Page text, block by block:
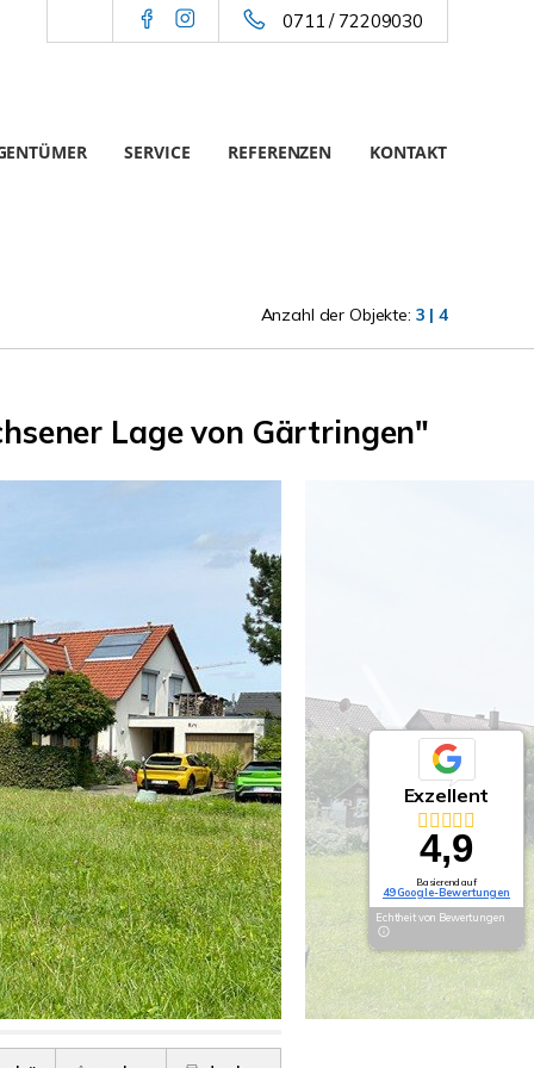
0711 / 72209030
SERVICE REFERENZEN KONTAKT
Anzahl der Objekte: 3 | 4
Lage von Gärtringen"
Exzellent
4,9
Basierend auf
49 Google-Bewertungen
Echtheit von Bewertungen